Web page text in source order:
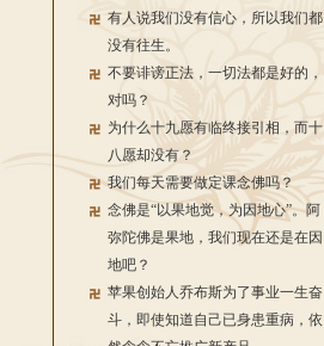
有人说我们没有信心，所以我们都
没有往生。
不要诽谤正法，一切法都是好的，
对吗？
为什么十九愿有临终接引相，而十
八愿却没有？
我们每天需要做定课念佛吗？
念佛是“以果地觉，为因地心”。阿
弥陀佛是果地，我们现在还是在因
地吧？
苹果创始人乔布斯为了事业一生奋
斗，即使知道自己已身患重病，依